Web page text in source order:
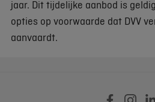
jaar. Dit tijdelijke aanbod is
opties op voorwaarde dat DVV
aanvaardt.